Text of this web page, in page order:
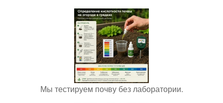
Мы тестируем почву без лаборатории.